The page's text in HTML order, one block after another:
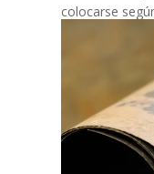
colocarse
herramientas
la madera:
especial para